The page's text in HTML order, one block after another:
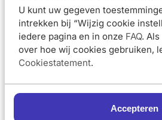
U kunt uw gegeven
intrekken bij “Wijzig cookie
iedere pagina en in onze FAQ.
over hoe wij cookies gebruiken,
Cookiestatement.
Accepteren
huid is speciaal ontwikkeld voor de
huid die vaak last heeft van rode
milde Vichy deo is dermatologisch
hoge bewezen huidtolerantie. De
Vichy deodorant anti-
Heb je last van hevige transpiratie?